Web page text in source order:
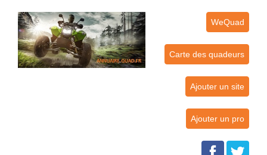
WeQuad
Carte des quadeurs
Ajouter un site
Ajouter un pro